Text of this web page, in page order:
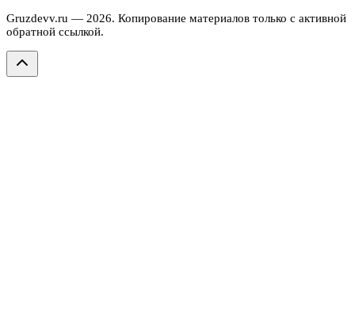
Gruzdevv.ru — 2026. Копирование материалов только с активной
обратной ссылкой.